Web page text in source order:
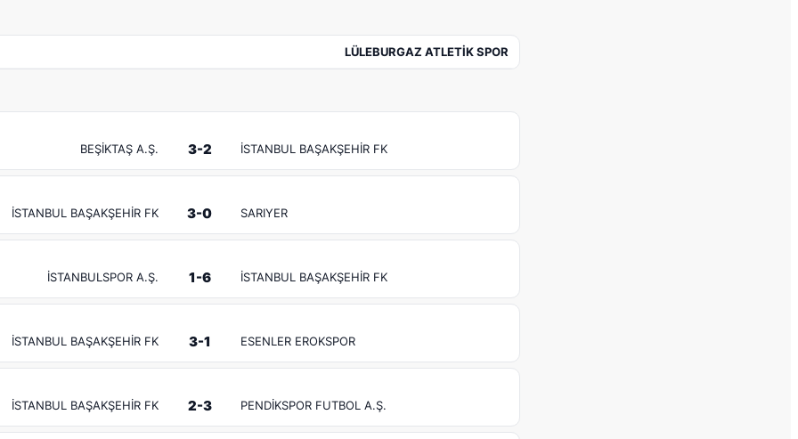
LÜLEBURGAZ ATLETİK SPOR
BEŞİKTAŞ A.Ş. 3-2 İSTANBUL BAŞAKŞEHİR FK
İSTANBUL BAŞAKŞEHİR FK 3-0 SARIYER
İSTANBULSPOR A.Ş. 1-6 İSTANBUL BAŞAKŞEHİR FK
İSTANBUL BAŞAKŞEHİR FK 3-1 ESENLER EROKSPOR
İSTANBUL BAŞAKŞEHİR FK 2-3 PENDİKSPOR FUTBOL A.Ş.